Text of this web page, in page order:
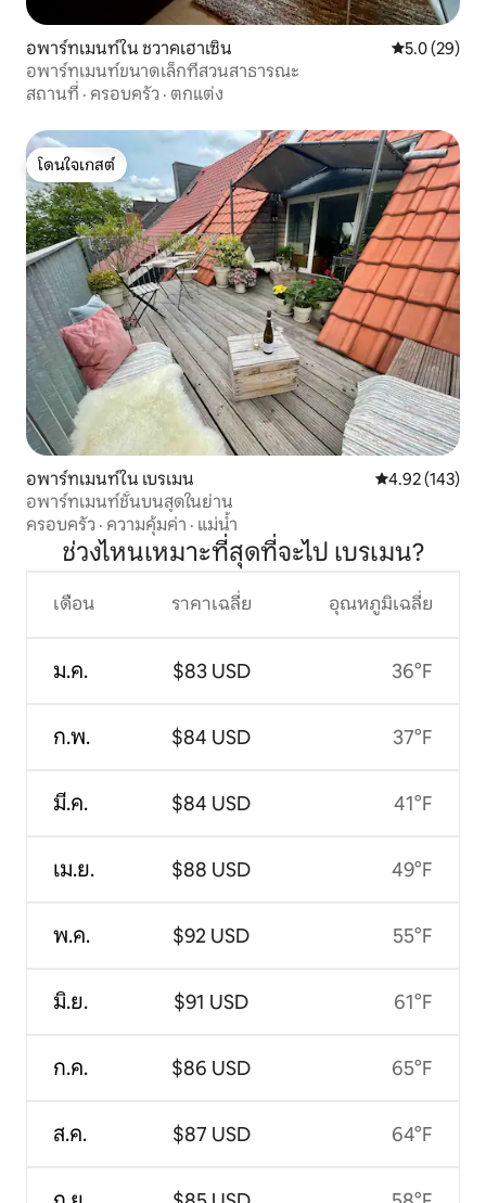
อพาร์ทเมนท์ใน ชวาคเฮาเซิน คะแนนเฉลี่ย
5.0 (29)
อพาร์ทเมนท์ขนาดเล็กที่สวนสาธารณะ
สถานที่ · ครอบครัว · ตกแต่ง
โดนใจเกสต์
โดนใจเกสต์
อพาร์ทเมนท์ใน เบรเมน คะแนนเฉลี่ย
4.92 (143)
อพาร์ทเมนท์ชั้นบนสุดในย่าน
ครอบครัว · ความคุ้มค่า · แม่น้ำ
ช่วงไหนเหมาะที่สุดที่จะไป เบรเมน?
เดือน
ม.ค.
ก.พ.
มี.ค.
เม.ย.
พ.ค.
มิ.ย.
ก.ค.
ส.ค.
ราคาเฉลี่ย
$83 USD
$84 USD
$84 USD
$88 USD
$92 USD
$91 USD
$86 USD
$87 USD
อุณหภูมิเฉลี่ย
36°F
37°F
41°F
49°F
55°F
61°F
65°F
64°F